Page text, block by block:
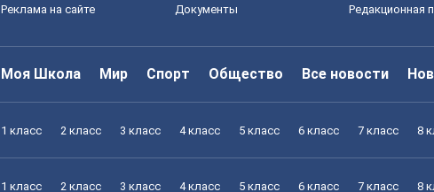
Реклама на сайте Документы Редакционная
Моя Школа Мир Спорт Общество Все новости
1 класс 2 класс 3 класс 4 класс 5 класс 6 класс 7 класс 8
1 класс 2 класс 3 класс 4 класс 5 класс 6 класс 7 класс 8